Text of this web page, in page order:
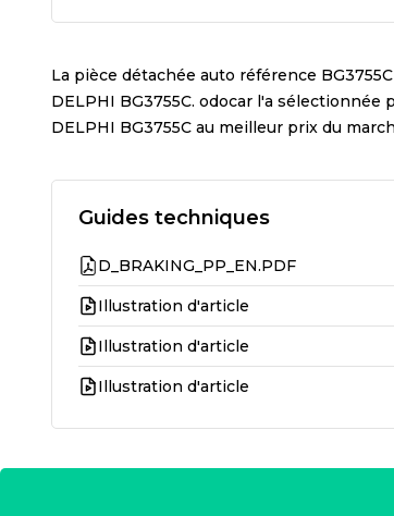
La pièce détachée auto référence BG3755C
DELPHI BG3755C. odocar l'a sélectionnée
DELPHI BG3755C au meilleur prix du
Guides techniques
D_BRAKING_PP_EN.PDF
Illustration d'article
Illustration d'article
Illustration d'article